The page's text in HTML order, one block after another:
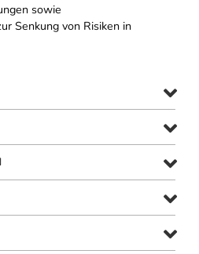
sowie
Senkung von Risiken in